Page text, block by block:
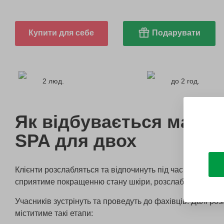
Купити для себе Подарувати
2 люд. до 2 год.
Як відбувається
SPA для двох
Клієнти розслабляться та відпочинуть під час SPA
сприятиме покращенню стану шкіри, розслабленню
Учасників зустрінуть та проведуть до фахівців. Далі
міститиме такі етапи: